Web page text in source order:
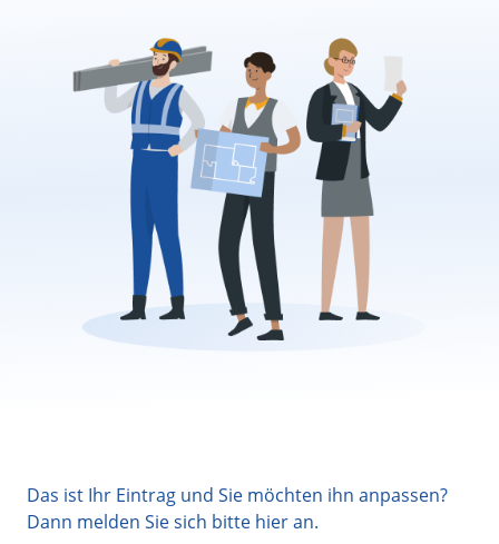
Das ist Ihr Eintrag und Sie möchten ihn anpassen?
Dann melden Sie sich bitte hieran.